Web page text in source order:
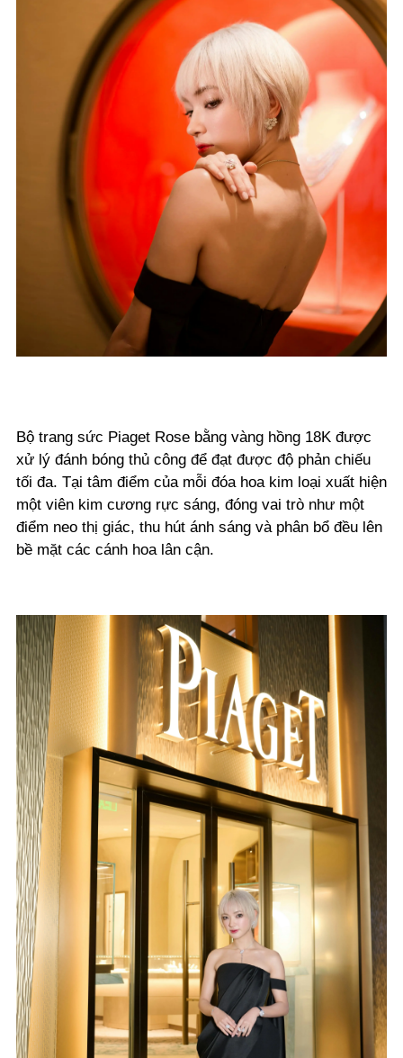
Bộ trang sức Piaget Rose bằng vàng hồng 18K được
xử lý đánh bóng thủ công để đạt được độ phản chiếu
tối đa. Tại tâm điểm của mỗi đóa hoa kim loại xuất hiện
một viên kim cương rực sáng, đóng vai trò như một
điểm neo thị giác, thu hút ánh sáng và phân bổ đều lên
bề mặt các cánh hoa lân cận.